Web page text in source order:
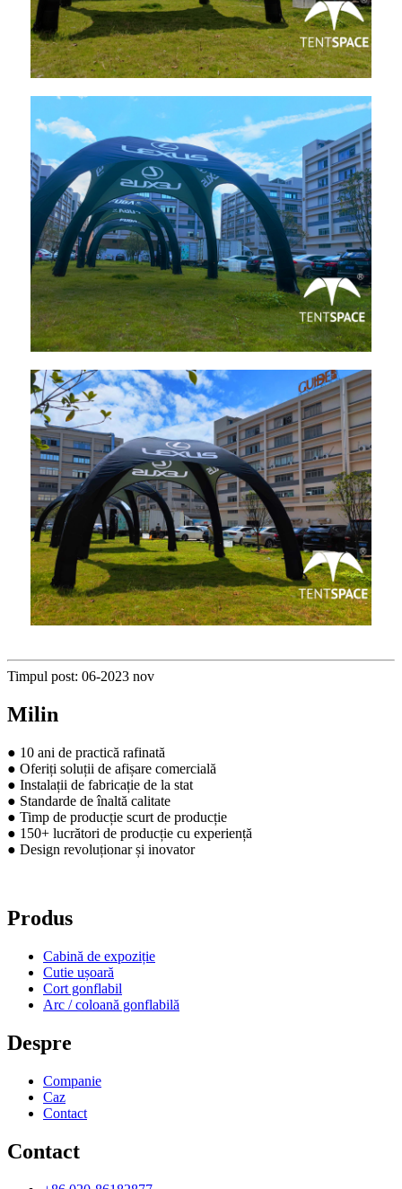
Timpul post: 06-2023 nov
Milin
● 10 ani de practică rafinată
● Oferiți soluții de afișare comercială
● Instalații de fabricație de la stat
● Standarde de înaltă calitate
● Timp de producție scurt de producție
● 150+ lucrători de producție cu experiență
● Design revoluționar și inovator
Produs
Cabină de expoziție
Cutie ușoară
Cort gonflabil
Arc / coloană gonflabilă
Despre
Companie
Caz
Contact
Contact